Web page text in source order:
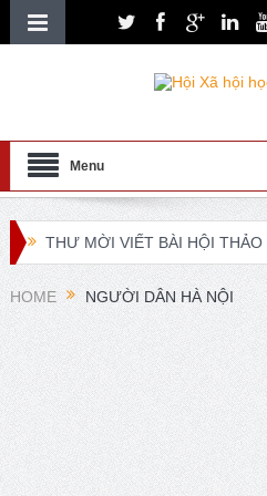
Menu
THƯ MỜI VIẾT BÀI HỘI THẢO
đình Châu Á trong bối cảnh hội
XXI ISA World Congress of
Turbulent Times July 4 – 10, 2027
Lễ ra mắt Chi hội xã hội học
HOME NGƯỜI DÂN HÀ NỘI